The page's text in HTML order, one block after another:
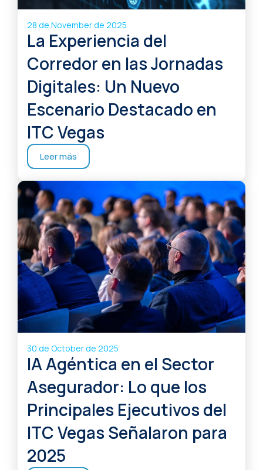
28 de November de 2025
La Experiencia del
Corredor en las Jornadas
Digitales: Un Nuevo
Escenario Destacado en
ITC Vegas
Leer más
30 de October de 2025
IA Agéntica en el Sector
Asegurador: Lo que los
Principales Ejecutivos del
ITC Vegas Señalaron para
2025